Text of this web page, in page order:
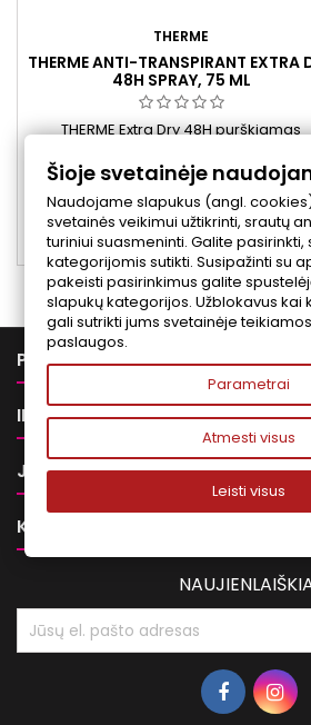
THERME
THERME ANTI-TRANSPIRANT EXTRA
48H SPRAY, 75 ML
THERME Extra Dry 48H purškiamas
prakaitavimą ir suteikia gaivumo pojūtį.
formulė padeda išlaikyti odą sausą, o
baltojo lotoso aromatas suteikia
kvapą. Šis purškiamas
yra veganiškas.
Kaina
14,50 €
 Į krepšelį
Yra sandėlyje
PREKĖS
INFORMACIJA
JŪSŲ PASKYRA
KONTAKTAI
Šioje svetainėje
Naudojame slapukus (angl.
svetainės veikimui užtikrinti, srautų
turiniui suasmeninti. Galite
kategorijomis sutikti. Susipažinti su
pakeisti pasirinkimus galite
slapukų kategorijos. Užblokavus kai
gali sutrikti jums svetainėje
paslaugos.
Parametrai
Atmesti visus
Leisti visus